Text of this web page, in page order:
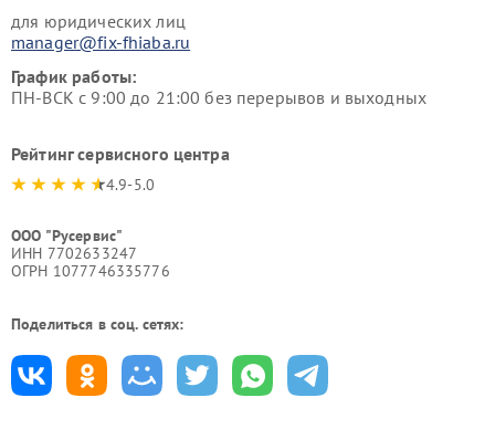
для юридических лиц
manager@fix-fhiaba.ru
График работы:
ПН-ВСК с 9:00 до 21:00 без перерывов и выходных
Рейтинг сервисного центра
4.9-5.0
ООО "Русервис"
ИНН 7702633247
ОГРН 1077746335776
Поделиться в соц. сетях: